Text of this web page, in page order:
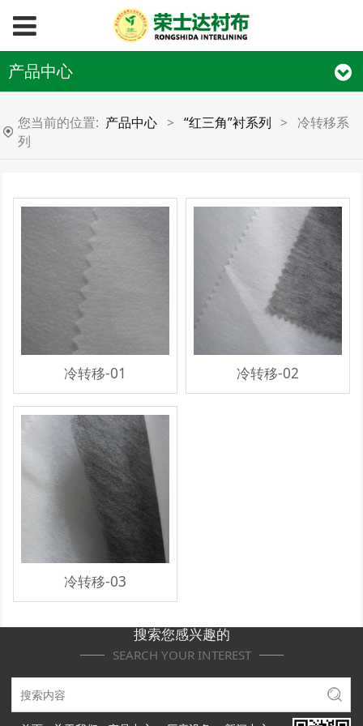
产品中心
您当前的位置: 产品中心 > “红三角”衬系列 >
冷转移系
列
冷转移-01 冷转移-02
冷转移-03
搜索您感兴趣的
SEARCH YOUR INTEREST